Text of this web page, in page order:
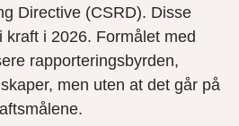
Directive (CSRD). Disse
i 2026. Formålet med
rapporteringsbyrden,
men uten at det går på